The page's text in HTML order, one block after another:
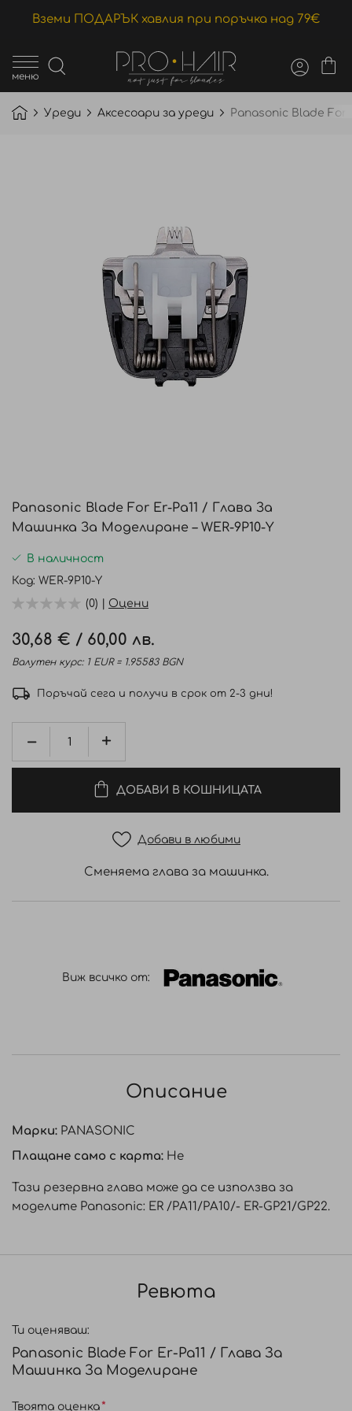
Вземи ПОДАРЪК хавлия при поръчка над 79€
меню
Уреди Аксесоари за уреди Panasonic Blade
изображенията
началото
на
галерия
със
Panasonic Blade For Er-Pa11 / Глава За
Машинка За Моделиране – WER-9P10-Y
В наличност
Код WER-9P10-Y
(0) | Оцени
30,68 € / 60,00 лв.
Валутен курс: 1 EUR = 1.95583 BGN
Поръчай сега и получи в срок от 2-3 дни!
ДОБАВИ В КОШНИЦАТА
Добави в любими
Сменяема глава за машинка.
Виж всичко от:
Описание
Марки: PANASONIC
Плащане само с карта: Не
Тази резервна глава може да се използва за
моделите Panasonic: ER /PA11/PA10/- ER-GP21/GP22.
Ревюта
Ти оценяваш:
Panasonic Blade For Er-Pa11 / Глава За
Машинка За Моделиране
Твоята оценка